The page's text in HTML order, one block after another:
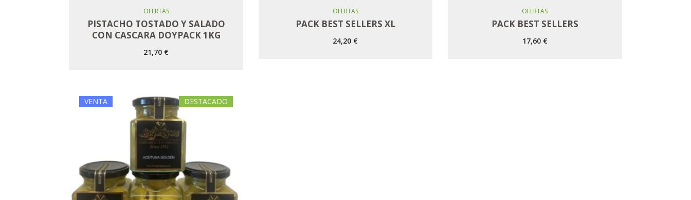
Añadir Al Carro
OFERTAS
PISTACHO TOSTADO Y SALADO
CON CASCARA DOYPACK 1KG
21,70 €
Añadir Al Carro
OFERTAS
PACK BEST SELLERS XL
24,20 €
Añadir Al Carro
OFERTAS
PACK BEST SELLERS
17,60 €
VENTA DESTACADO